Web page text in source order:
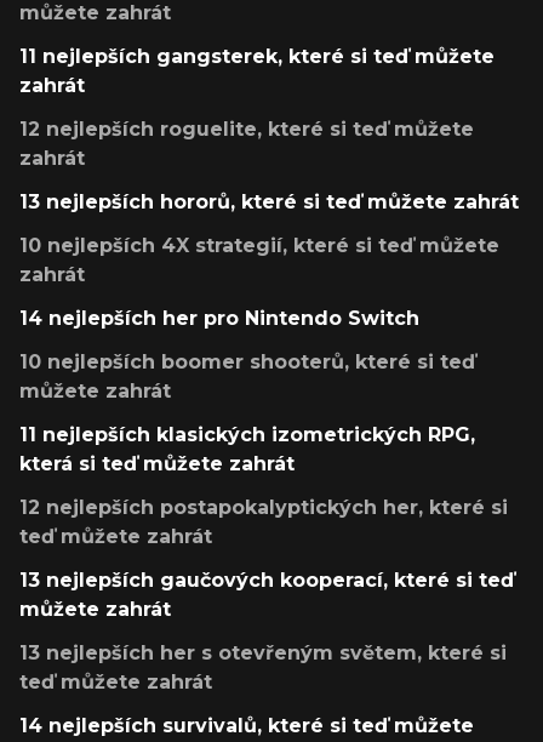
můžete zahrát
11 nejlepších gangsterek, které si teď můžete
zahrát
12 nejlepších roguelite, které si teď můžete
zahrát
13 nejlepších hororů, které si teď můžete zahrát
10 nejlepších 4X strategií, které si teď můžete
zahrát
14 nejlepších her pro Nintendo Switch
10 nejlepších boomer shooterů, které si teď
můžete zahrát
11 nejlepších klasických izometrických RPG,
která si teď můžete zahrát
12 nejlepších postapokalyptických her, které si
teď můžete zahrát
13 nejlepších gaučových kooperací, které si teď
můžete zahrát
13 nejlepších her s otevřeným světem, které si
teď můžete zahrát
14 nejlepších survivalů, které si teď můžete